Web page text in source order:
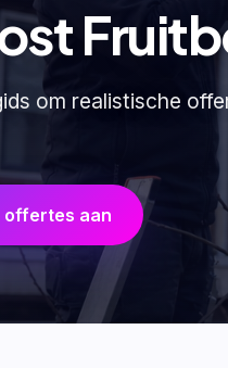
om realistische
aan